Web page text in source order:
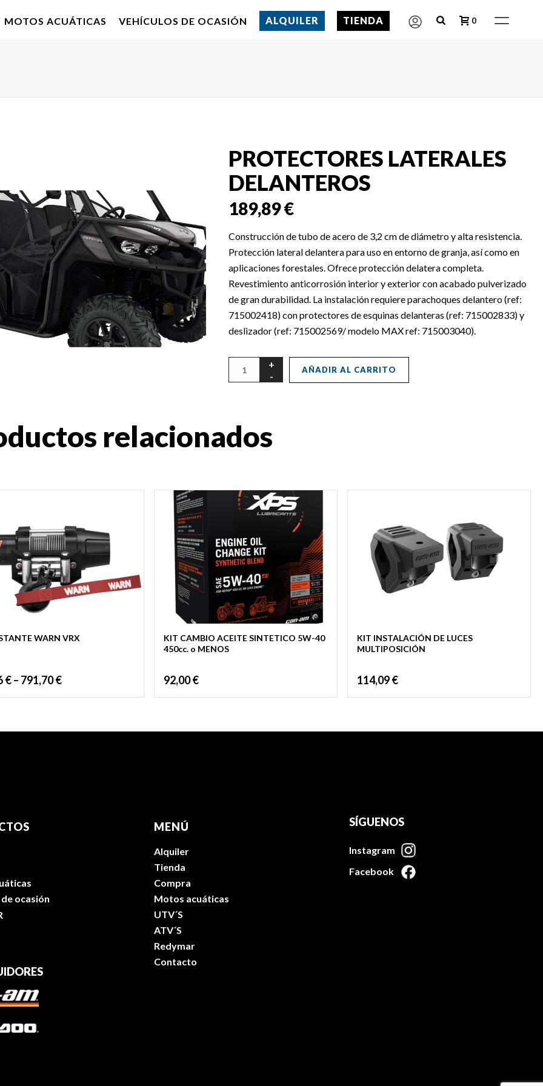
MOTOS ACUÁTICAS VEHÍCULOS DE OCASIÓN ALQUILER TIENDA 0
PROTECTORES LATERALES
DELANTEROS
189,89€
Construcción de tubo de acero de 3,2 cm de diámetro y alta resistencia.
Protección lateral delantera para uso en entorno de granja, así como en
aplicaciones forestales. Ofrece protección delatera completa.
Revestimiento anticorrosión interior y exterior con acabado pulverizado
de gran durabilidad. La instalación requiere parachoques delantero (ref:
715002418) con protectores de esquinas delanteras (ref: 715002833) y
deslizador (ref: 715002569/ modelo MAX ref: 715003040).
AÑADIR AL CARRITO
relacionados
WARN VRX
€– 791,70€
KIT CAMBIO ACEITE SINTETICO 5W-40
450cc. o MENOS
92,00€
KIT INSTALACIÓN DE LUCES
MULTIPOSICIÓN
114,09€
ocasión
MENÚ
Alquiler
Tienda
Compra
Motos acuáticas
UTV´S
ATV´S
Redymar
Contacto
SÍGUENOS
Instagram
Facebook